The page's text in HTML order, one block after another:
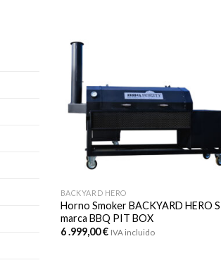
BACKYARD HERO
Horno Smoker BACKYARD HERO S
marca BBQ PIT BOX
6 .999,00€ IVA incluido